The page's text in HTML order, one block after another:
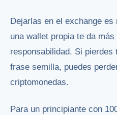
Dejarlas en el exchange
una wallet propia te da
responsabilidad. Si
frase semilla, puedes
criptomonedas.
Para un principiante con